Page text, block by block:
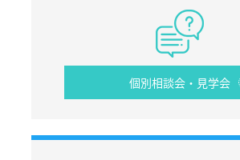
個別相談会・見学会